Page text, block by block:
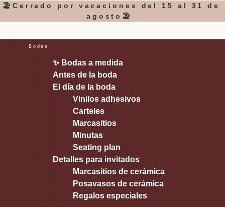
Ir🏖️Cerrado por vacaciones del 15 al 31 de
agosto🏖️
Bodas
✨ Bodas a medida
Antes de la boda
El día de la boda
Vinilos adhesivos
Carteles
Marcasitios
Minutas
Seating plan
Detalles para invitados
Marcasitios de cerámica
Posavasos de cerámica
Regalos especiales